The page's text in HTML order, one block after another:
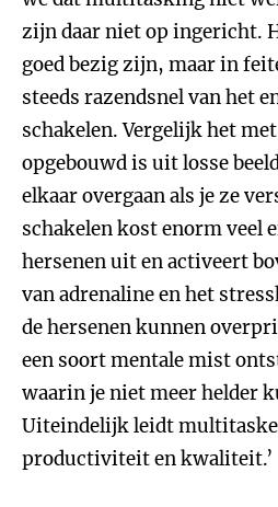
zijn daar niet op ingericht.
goed bezig zijn, maar in
steeds razendsnel van het
schakelen. Vergelijk het
opgebouwd is uit losse
elkaar overgaan als je ze
schakelen kost enorm veel
hersenen uit en activeert
van adrenaline en het
de hersenen kunnen
een soort mentale mist
waarin je niet meer helder
Uiteindelijk leidt
productiviteit en kwaliteit.’